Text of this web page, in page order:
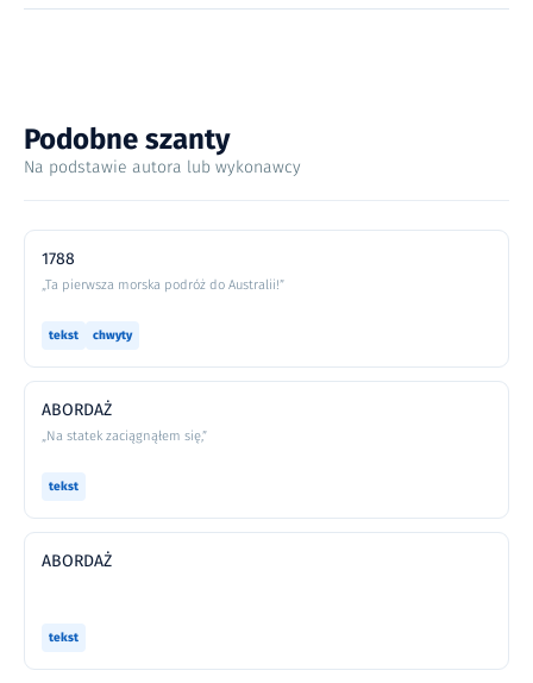
Podobne szanty
Na podstawie autora lub wykonawcy
1788
„Ta pierwsza morska podróż do Australii!”
tekst chwyty
ABORDAŻ
„Na statek zaciągnąłem się,”
tekst
ABORDAŻ
tekst